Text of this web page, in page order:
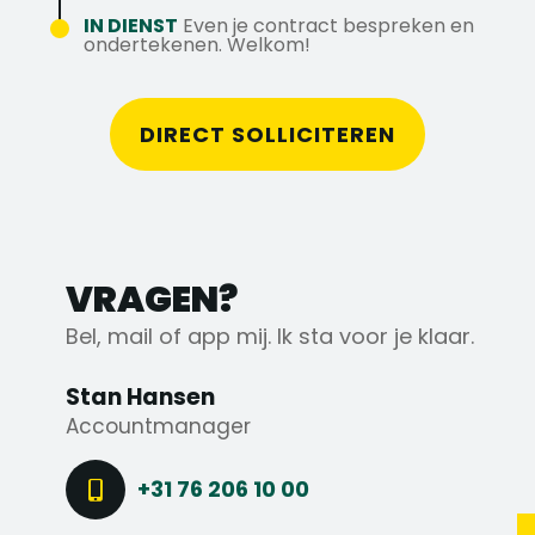
IN DIENST Even je contract bespreken en
ondertekenen. Welkom!
DIRECT SOLLICITEREN
VRAGEN?
Bel, mail of app mij. Ik sta voor je klaar.
Stan Hansen
Accountmanager
+31 76 206 10 00